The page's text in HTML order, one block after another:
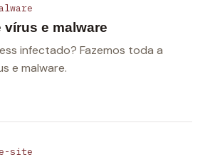
vírus e malware
infectado? Fazemos toda a
e malware.
site